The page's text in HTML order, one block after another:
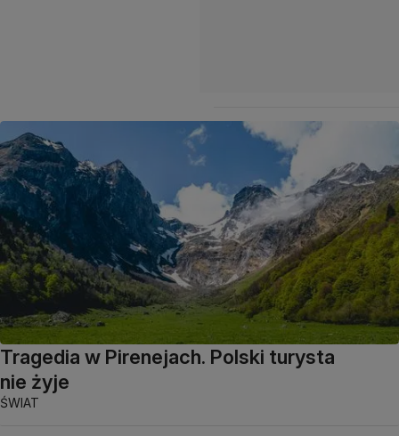
Tragedia w Pirenejach. Polski turysta
nie żyje
ŚWIAT